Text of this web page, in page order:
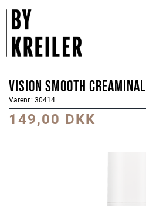
Vision Smooth Creaminal
Varenr.: 30414
149,00 DKK